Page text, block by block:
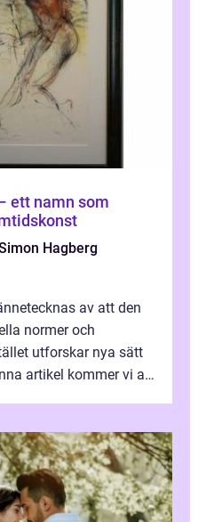
ett namn som
Hagberg
av att den
normer och
utforskar nya sätt
artikel kommer vi att